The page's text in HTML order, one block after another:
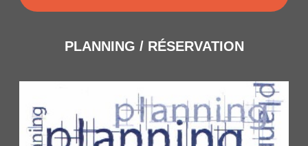
PLANNING / RÉSERVATION